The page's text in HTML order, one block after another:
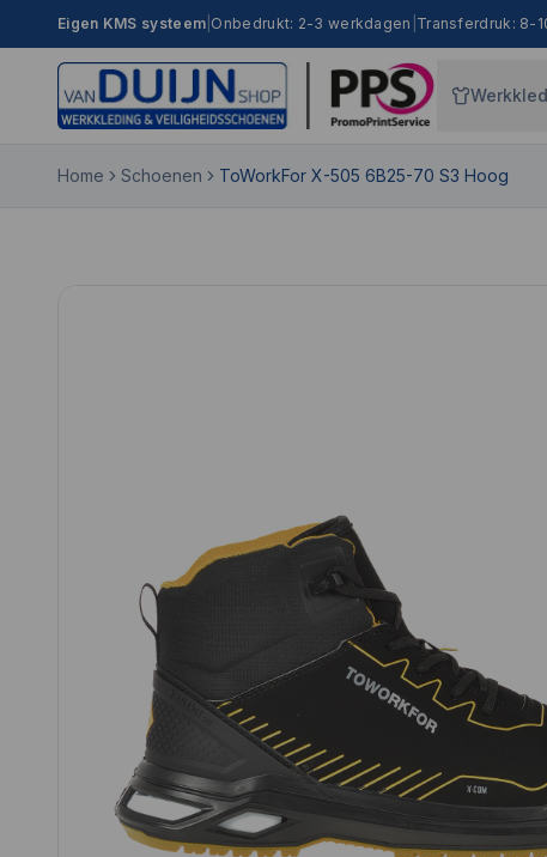
Eigen KMS systeem Onbedrukt: 2-3 werkdagen Transferdruk: 8-
Home Schoenen ToWorkFor X-505 6B25-70 S3 Hoog